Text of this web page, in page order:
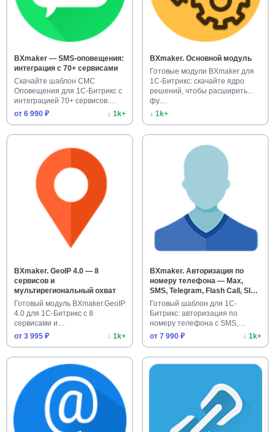
BXmaker — SMS-оповещения:
интеграция с 70+ сервисами
Скачайте шаблон СМС
Оповещения для 1С-Битрикс с
интеграцией 70+ сервисов.
Готово…
от 6 990 ₽ ↓ 1k+
BXmaker. Основной модуль
Готовые модули BXmaker для
1С-Битрикс: скачайте ядро
решений, чтобы расширить
фу…
↓ 1k+
BXmaker. GeoIP 4.0 — 8
сервисов и
мультирегиональный охват
Готовый модуль BXmaker.GeoIP
4.0 для 1С-Битрикс с 8
сервисами и
мультирегиональн…
от 3 995 ₽ ↓ 1k+
BXmaker. Авторизация по
номеру телефона — Max,
SMS, Telegram, Flash Call, SIM-
Push, PushOK
Готовый шаблон для 1С-
Битрикс: авторизация по
номеру телефона с SMS,
Telegram, F…
от 7 990 ₽ ↓ 1k+